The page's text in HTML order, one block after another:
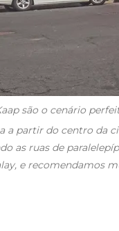
são o cenário
a partir do centro da
as ruas de
e recomendamos